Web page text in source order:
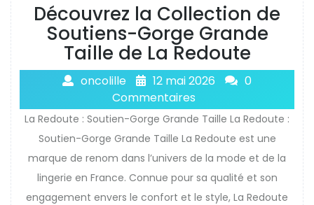
Découvrez la Collection de
Soutiens-Gorge Grande
Taille de La Redoute
oncolille 12 mai 2026
0
Commentaires
La Redoute : Soutien-Gorge Grande Taille La Redoute :
Soutien-Gorge Grande Taille La Redoute est une
marque de renom dans l’univers de la mode et de la
lingerie en France. Connue pour sa qualité et son
engagement envers le confort et le style, La Redoute